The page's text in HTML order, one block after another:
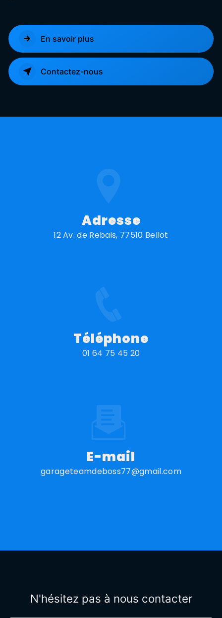
En savoir plus
Contactez-nous
Adresse
12 Av. de Rebais, 77510 Bellot
Téléphone
01 64 75 45 20
E-mail
garageteamdeboss77@gmail.com
N'hésitez pas à nous contacter